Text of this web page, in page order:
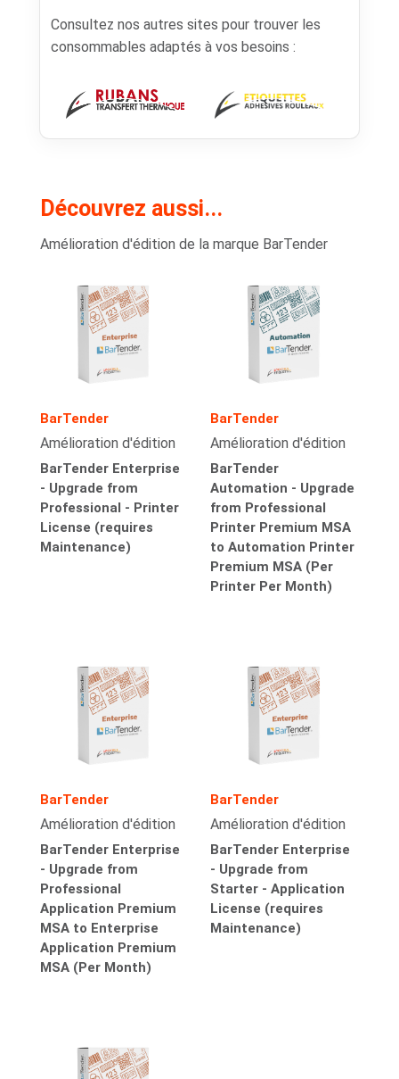
Consultez nos autres sites pour trouver les
consommables adaptés à vos besoins :
Découvrez aussi...
Amélioration d'édition de la marque BarTender
BarTender
Amélioration d'édition
BarTender Enterprise
- Upgrade from
Professional - Printer
License (requires
Maintenance)
BarTender
Amélioration d'édition
BarTender
Automation - Upgrade
from Professional
Printer Premium MSA
to Automation Printer
Premium MSA (Per
Printer Per Month)
BarTender
Amélioration d'édition
BarTender Enterprise
- Upgrade from
Professional
Application Premium
MSA to Enterprise
Application Premium
MSA (Per Month)
BarTender
Amélioration d'édition
BarTender Enterprise
- Upgrade from
Starter - Application
License (requires
Maintenance)